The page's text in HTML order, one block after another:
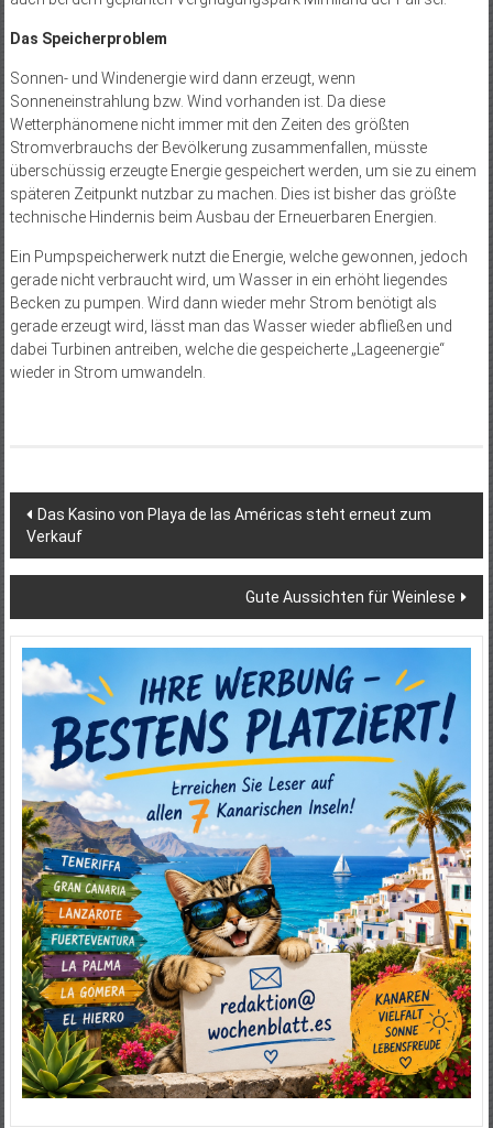
Das Speicherproblem
Sonnen- und Windenergie wird dann erzeugt, wenn
Sonneneinstrahlung bzw. Wind vorhanden ist. Da diese
Wetterphänomene nicht immer mit den Zeiten des größten
Stromverbrauchs der Bevölkerung zusammenfallen, müsste
überschüssig erzeugte Energie gespeichert werden, um sie zu einem
späteren Zeitpunkt nutzbar zu machen. Dies ist bisher das größte
technische Hindernis beim Ausbau der Erneuerbaren Energien.
Ein Pumpspeicherwerk nutzt die Energie, welche gewonnen, jedoch
gerade nicht verbraucht wird, um Wasser in ein erhöht liegendes
Becken zu pumpen. Wird dann wieder mehr Strom benötigt als
gerade erzeugt wird, lässt man das Wasser wieder abfließen und
dabei Turbinen antreiben, welche die gespeicherte „Lageenergie“
wieder in Strom umwandeln.
Beitragsnavigation
Das Kasino von Playa de las Américas steht erneut zum
Verkauf
Gute Aussichten für Weinlese